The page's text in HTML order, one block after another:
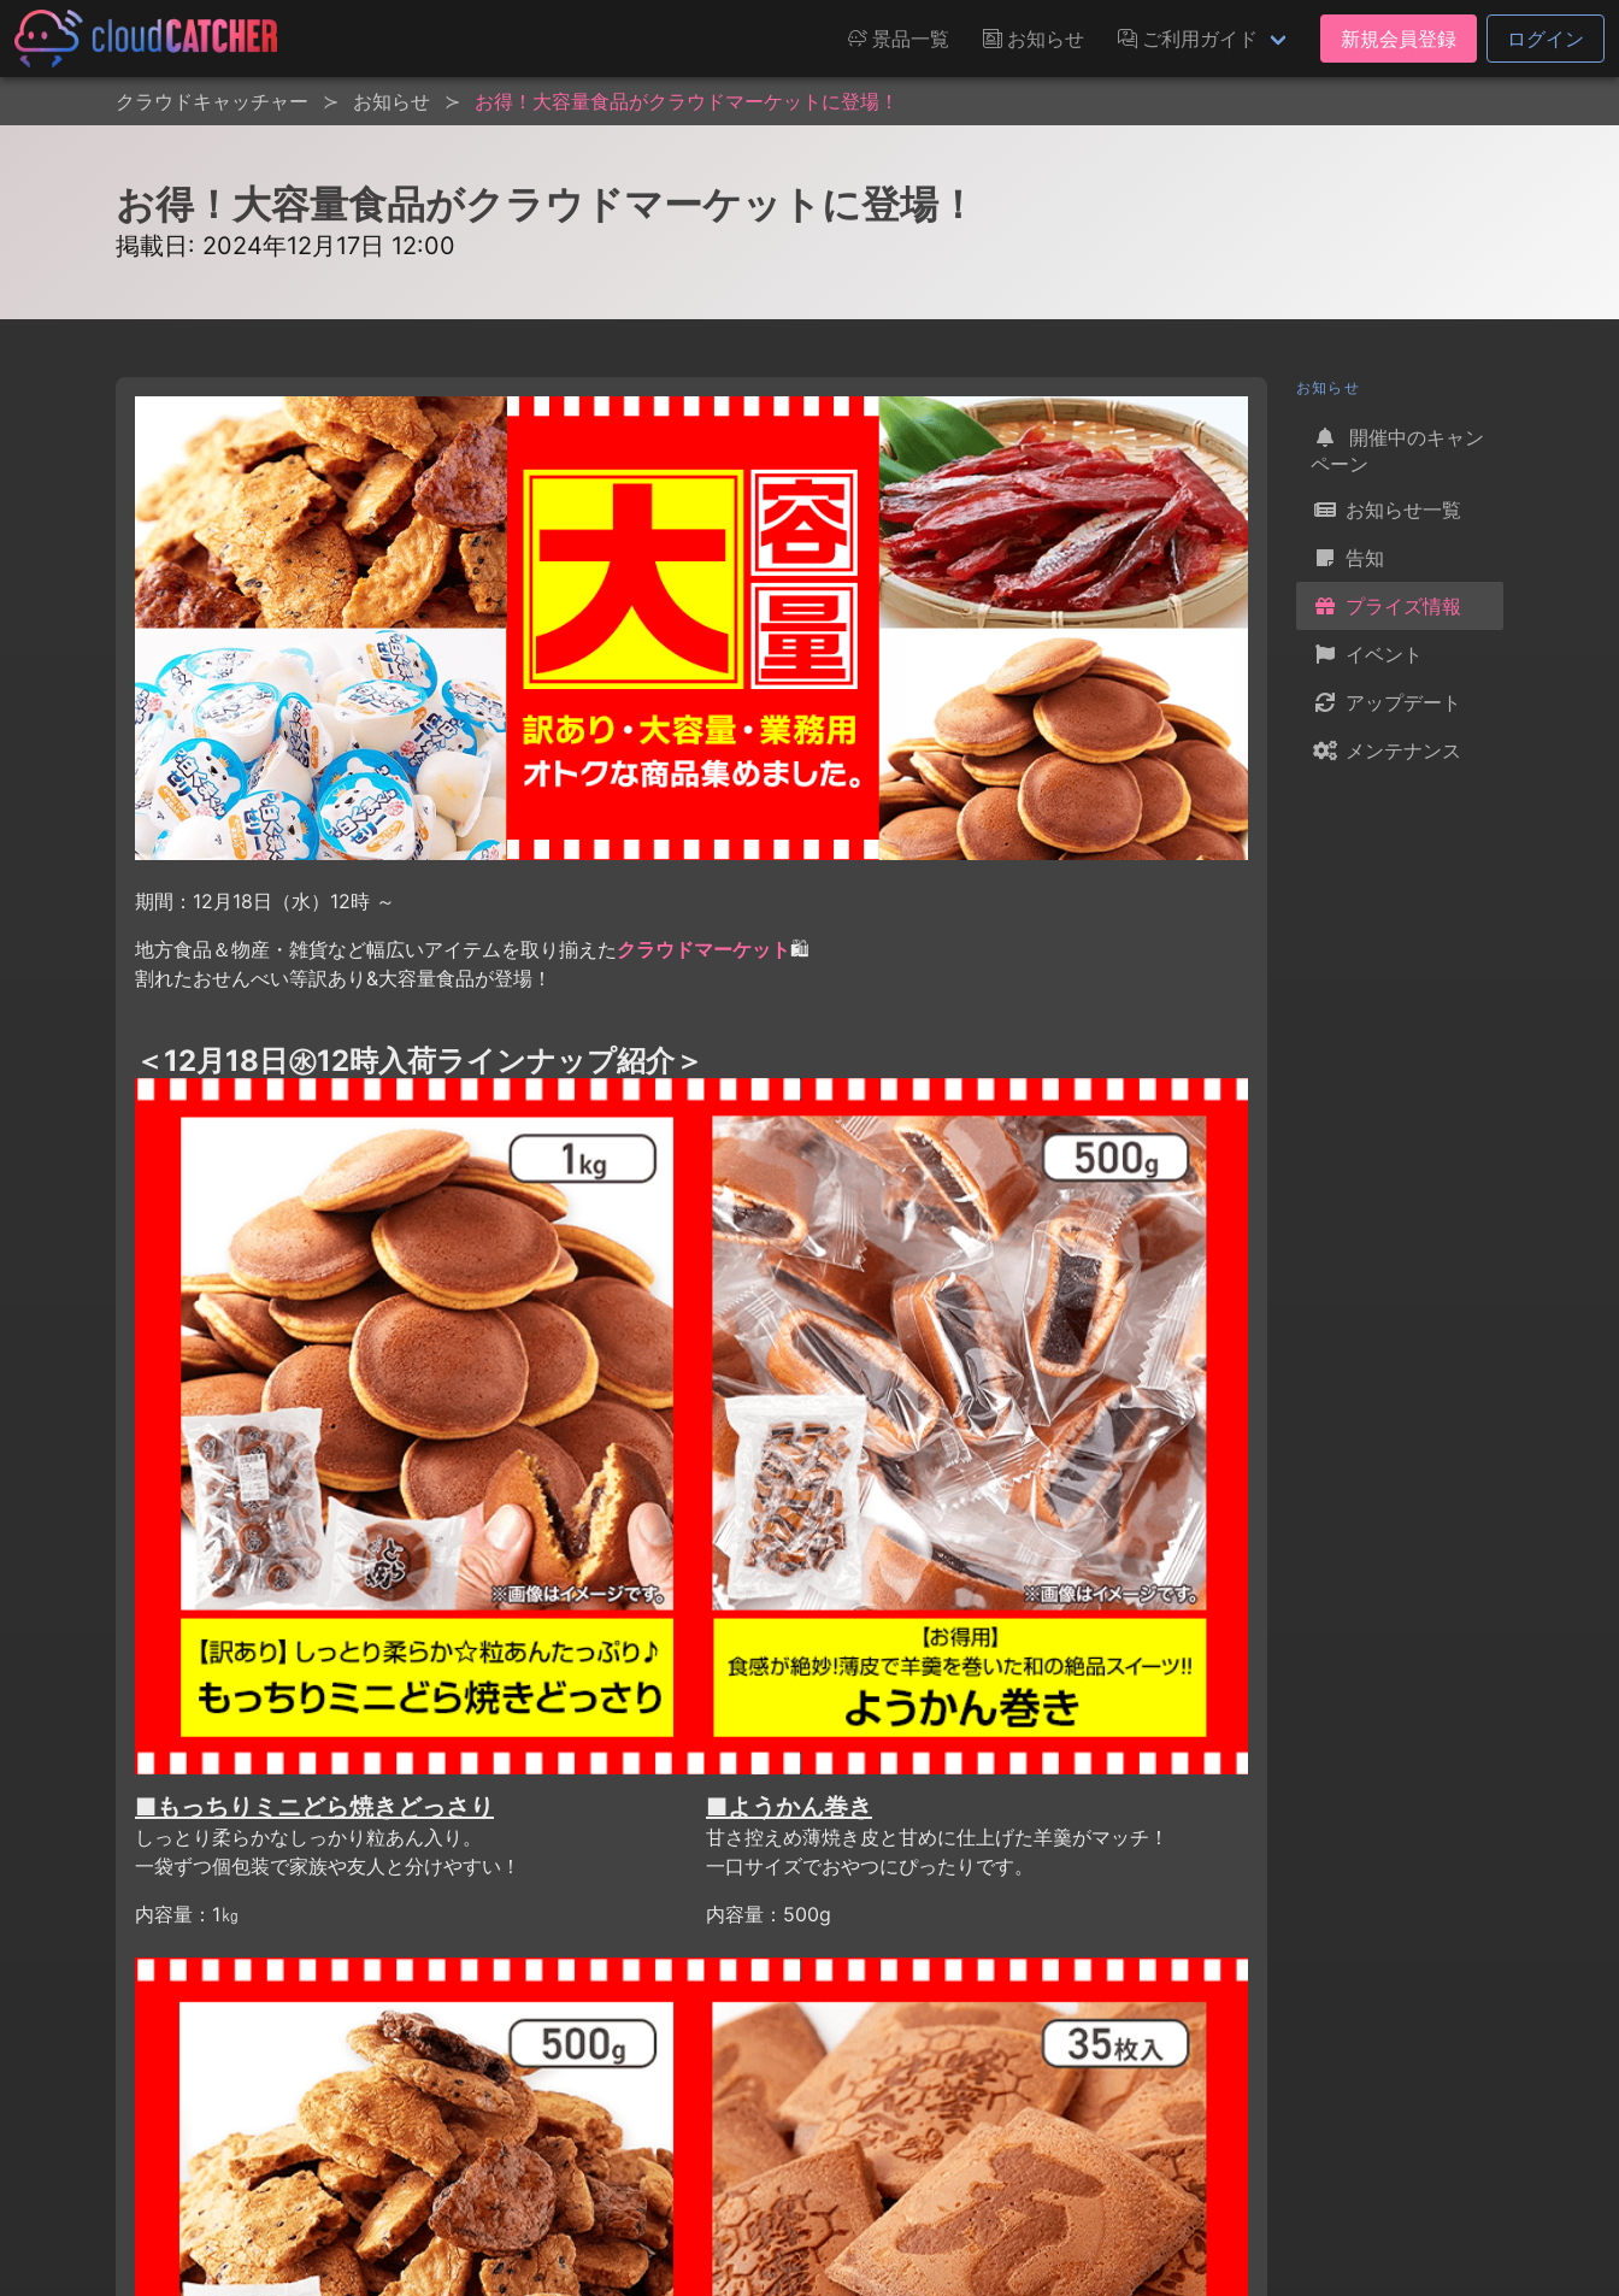
景品一覧 お知らせ ご利用ガイド 新規会員登録 ログイン
クラウドキャッチャー お知らせ お得！大容量食品がクラウドマーケットに登場！
お得！大容量食品がクラウドマーケットに登場！
掲載日: 2024年12月17日 12:00
期間：12月18日（水）12時 ～
地方食品＆物産・雑貨など幅広いアイテムを取り揃えたクラウドマーケット🛍
割れたおせんべい等訳あり&大容量食品が登場！
＜12月18日㊌12時入荷ラインナップ紹介＞
■もっちりミニどら焼きどっさり
しっとり柔らかなしっかり粒あん入り。
一袋ずつ個包装で家族や友人と分けやすい！
内容量：1㎏
■ようかん巻き
甘さ控えめ薄焼き皮と甘めに仕上げた羊羹がマッチ！
一口サイズでおやつにぴったりです。
内容量：500g
お知らせ
開催中のキャン
ペーン
お知らせ一覧
告知
プライズ情報
イベント
アップデート
メンテナンス